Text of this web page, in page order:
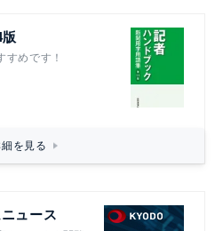
すめです！
を見る
ュース